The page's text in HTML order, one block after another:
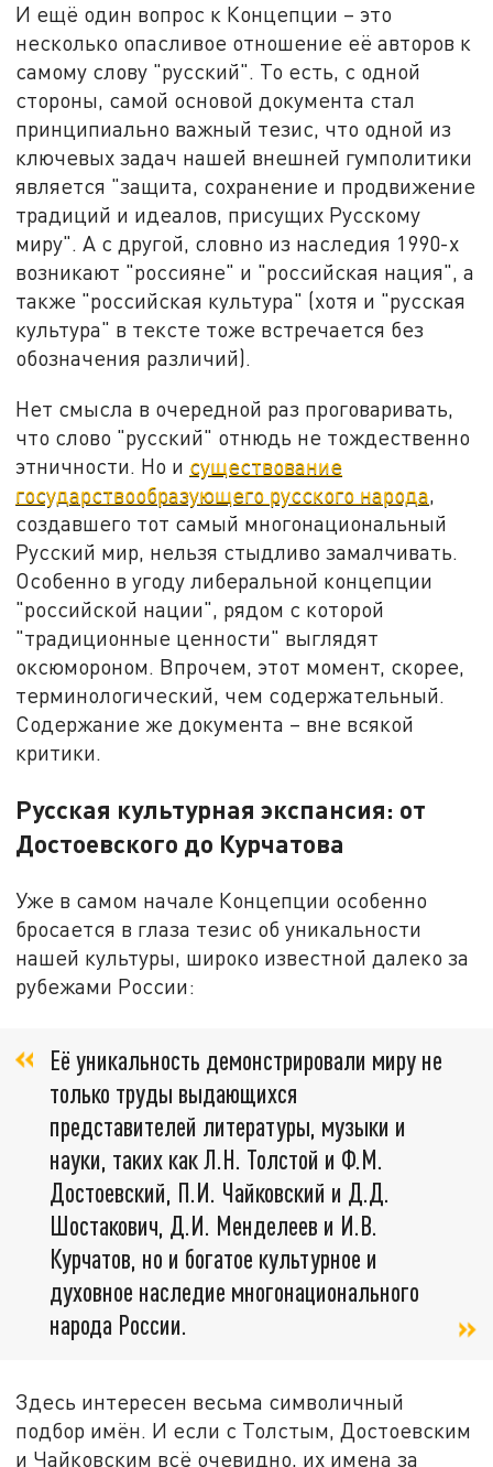
И ещё один вопрос к Концепции – это
несколько опасливое отношение её авторов к
самому слову "русский". То есть, с одной
стороны, самой основой документа стал
принципиально важный тезис, что одной из
ключевых задач нашей внешней гумполитики
является "защита, сохранение и продвижение
традиций и идеалов, присущих Русскому
миру". А с другой, словно из наследия 1990-х
возникают "россияне" и "российская нация", а
также "российская культура" (хотя и "русская
культура" в тексте тоже встречается без
обозначения различий).
Нет смысла в очередной раз проговаривать,
что слово "русский" отнюдь не тождественно
этничности. Но и существование
государствообразующего русского народа,
создавшего тот самый многонациональный
Русский мир, нельзя стыдливо замалчивать.
Особенно в угоду либеральной концепции
"российской нации", рядом с которой
"традиционные ценности" выглядят
оксюмороном. Впрочем, этот момент, скорее,
терминологический, чем содержательный.
Содержание же документа – вне всякой
критики.
Русская культурная экспансия: от
Достоевского до Курчатова
Уже в самом начале Концепции особенно
бросается в глаза тезис об уникальности
нашей культуры, широко известной далеко за
рубежами России:
Её уникальность демонстрировали миру не
только труды выдающихся
представителей литературы, музыки и
науки, таких как Л.Н. Толстой и Ф.М.
Достоевский, П.И. Чайковский и Д.Д.
Шостакович, Д.И. Менделеев и И.В.
Курчатов, но и богатое культурное и
духовное наследие многонационального
народа России.
Здесь интересен весьма символичный
подбор имён. И если с Толстым, Достоевским
и Чайковским всё очевидно, их имена за